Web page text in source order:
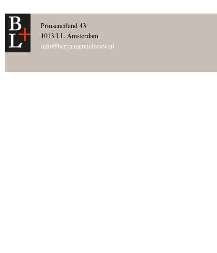
Prinseneiland 43
1013 LL Amsterdam
info@bertramendeleeuw.nl